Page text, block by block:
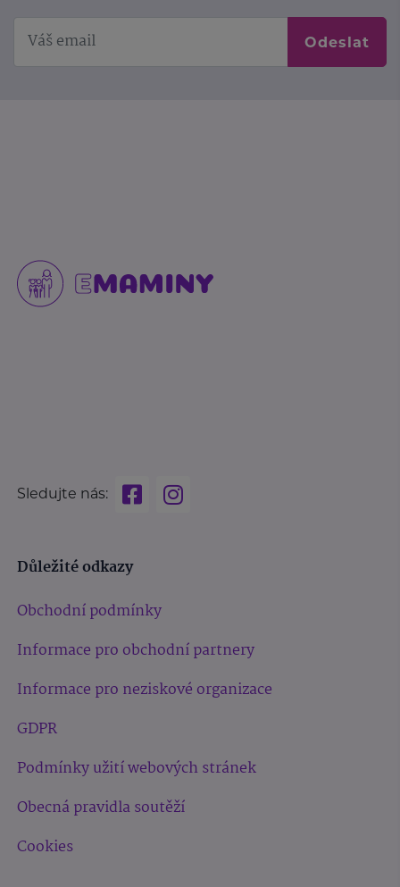
Odeslat
Sledujte nás:
Důležité odkazy
Obchodní podmínky
Informace pro obchodní partnery
Informace pro neziskové organizace
GDPR
Podmínky užití webových stránek
Obecná pravidla soutěží
Cookies